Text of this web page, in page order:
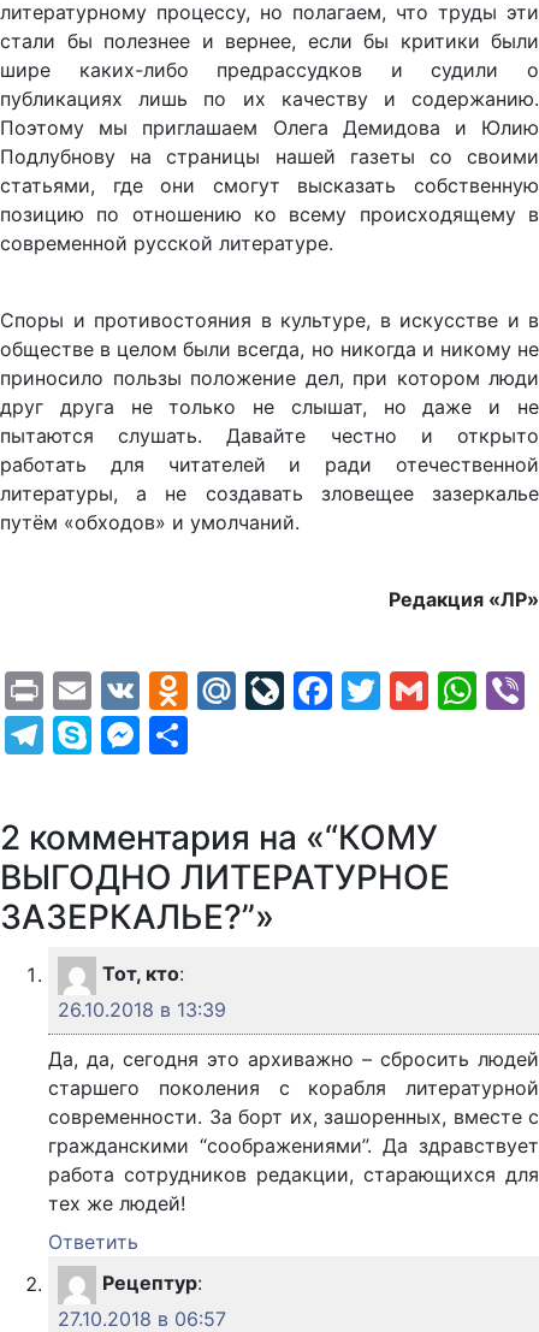
литературному процессу, но полагаем, что труды эти
стали бы полезнее и вернее, если бы критики были
шире каких-либо предрассудков и судили о
публикациях лишь по их качеству и содержанию.
Поэтому мы приглашаем Олега Демидова и Юлию
Подлубнову на страницы нашей газеты со своими
статьями, где они смогут высказать собственную
позицию по отношению ко всему происходящему в
современной русской литературе.
Споры и противостояния в культуре, в искусстве и в
обществе в целом были всегда, но никогда и никому не
приносило пользы положение дел, при котором люди
друг друга не только не слышат, но даже и не
пытаются слушать. Давайте честно и открыто
работать для читателей и ради отечественной
литературы, а не создавать зловещее зазеркалье
путём «обходов» и умолчаний.
Редакция «ЛР»
PrintEmail
VK Odnoklassniki
Mail.Ru
LiveJournal
Facebook
Twitter
Gmail
Telegram
SkypeMessenger
2 комментария на «“КОМУ
ВЫГОДНО ЛИТЕРАТУРНОЕ
ЗАЗЕРКАЛЬЕ?”»
Тот, кто:
26.10.2018 в 13:39
Да, да, сегодня это архиважно – сбросить людей
старшего поколения с корабля литературной
современности. За борт их, зашоренных, вместе с
гражданскими “соображениями”. Да здравствует
работа сотрудников редакции, старающихся для
тех же людей!
Ответить
Рецептур:
27.10.2018 в 06:57